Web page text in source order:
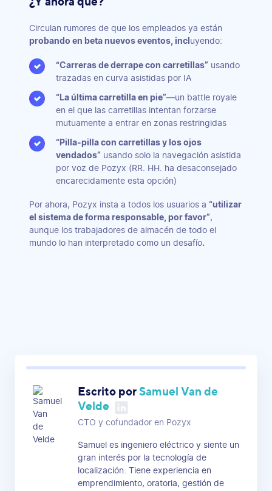
Circulan rumores de que los empleados ya están
probando en beta nuevos eventos , incl uyendo:
“Carreras de derrape con carretillas” usando
trazadas en curva asistidas por IA
“La última carretilla en pie”—un battle royale
en el que las carretillas intentan forzarse
mutuamente a entrar en zonas restringidas
“Pilla-pilla con carretillas y los ojos
vendados” usando solo la navegación asistida
por voz de Pozyx (RR. HH. ha desaconsejado
encarecidamente esta opción)
Por ahora, Pozyx insta a todos los usuarios a “utilizar
el sistema de forma responsable, por favor”,
aunque los trabajadores de almacén de todo el
mundo lo han interpretado como un desafío.
Escrito porSamuel Van de
Velde
CTO y cofundador en Pozyx
Samuel es ingeniero eléctrico y siente un
gran interés por la tecnología de
localización. Tiene experiencia en
emprendimiento, oratoria, gestión de